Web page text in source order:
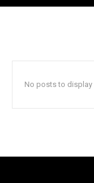
No posts to display